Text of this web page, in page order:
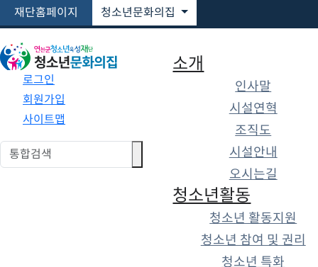
재단홈페이지 청소년문화의집
로그인
회원가입
사이트맵
소개
인사말
시설연혁
조직도
시설안내
오시는길
청소년활동
청소년 활동지원
청소년 참여 및 권리
청소년 특화
소개